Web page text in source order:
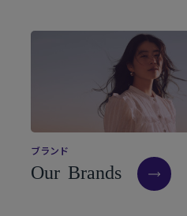
ブラン ド
Our Brands